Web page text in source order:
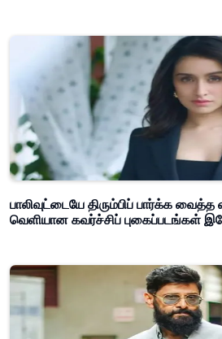
பாலிவுட்டையே திரும்பிப் பார்க்க வைத்த
வெளியான கவர்ச்சிப் புகைப்படங்கள்